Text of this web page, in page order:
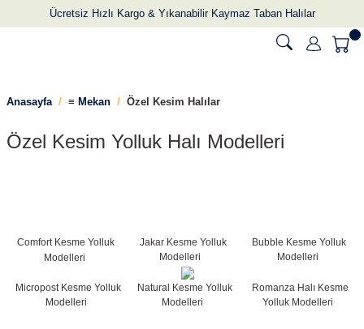
Ücretsiz Hızlı Kargo & Yıkanabilir Kaymaz Taban Halılar
Anasayfa ≡ Mekan Özel Kesim Halılar
Özel Kesim Yolluk Halı Modelleri
Comfort Kesme Yolluk
Modelleri
Jakar Kesme Yolluk
Modelleri
Bubble Kesme Yolluk
Modelleri
Micropost Kesme Yolluk
Modelleri
Natural Kesme Yolluk
Modelleri
Romanza Halı Kesme
Yolluk Modelleri